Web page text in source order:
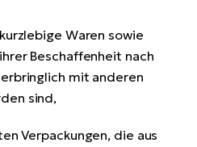
Waren sowie
Beschaffenheit nach
mit anderen
sind,
Verpackungen, die aus